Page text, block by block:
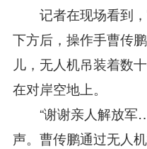
记者在现场看到，
下方后，操作手曹传
儿，无人机吊装着数
在对岸空地上。
“谢谢亲人解放军
声。曹传鹏通过无人